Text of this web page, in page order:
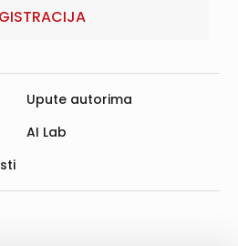
Upute autorima
AI Lab